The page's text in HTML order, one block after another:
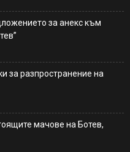
за анекс към
за разпространение на
мачове на Ботев,